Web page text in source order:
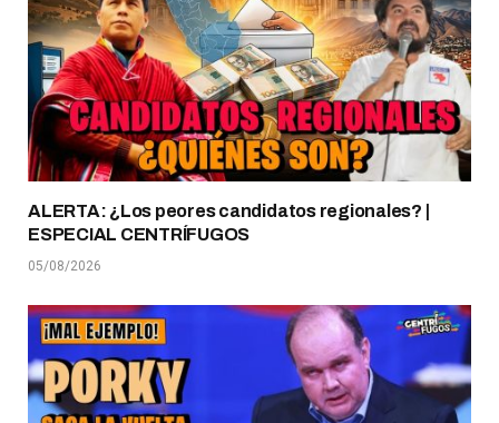
ALERTA: ¿Los peores candidatos regionales? |
ESPECIAL CENTRÍFUGOS
05/08/2026